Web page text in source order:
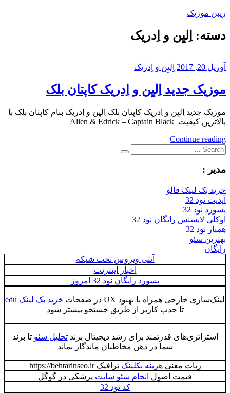
Skip
ریبن موزیک
دانلود
دسته: اِلیِن و اِدریک
آوریل 20, 2017 اِلیِن و اِدریک
موزیک جدید اِلیِن و اِدریک کاپتان بلک
موزیک جدید اِلیِن و اِدریک کاپتان بلک اِلیِن و اِدریک بنام کاپتان بلک با
بالاترین کیفیت Alien & Edrick – Captain Black
Continue reading
Search
for:
Search
مدیر :
خرید بک لینک فالو
آپدیت نود 32
پسورد نود 32
اوکلی لایسنس رایگان نود 32
همیار نود 32
بهترین سئو
رایگان
آنتی ویروس تحت شبکه
اخبار اینترنت
پسورد رایگان نود 32 امروز
لینک‌سازی خارجی همراه با بهبود UX در صفحات
خرید بک لینک edu
تا جذب کاربر از طریق جستجو بیشتر شود
استراتژی‌های قدرتمند برای رشد دیجیتال برندتحلیل سئو تا برند
شما در ذهن مخاطبان ماندگار بماند
ربات معنیهزینه بکلینک ترافیک https://behtarinseo.ir
قیمت اصول انجام سئو سایت پزشکی در گوگل
کد نود 32